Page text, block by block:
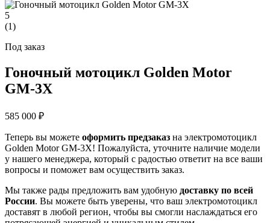
5
(1)
Под заказ
Гоночный мотоцикл Golden Motor
GM-3X
585 000 ₽
Теперь вы можете оформить предзаказ на электромотоцикл
Golden Motor GM-3X! Пожалуйста, уточните наличие модели
у нашего менеджера, который с радостью ответит на все ваши
вопросы и поможет вам осуществить заказ.
Мы также рады предложить вам удобную доставку по всей
России. Вы можете быть уверены, что ваш электромотоцикл
доставят в любой регион, чтобы вы смогли наслаждаться его